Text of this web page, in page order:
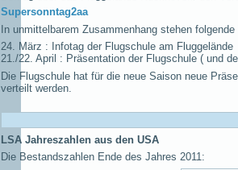
Supersonntag2aa
In unmittelbarem Zusammenhang stehen folgende
24. März : Infotag der Flugschule am Fluggelände
21./22. April : Präsentation der Flugschule ( und
Die Flugschule hat für die neue Saison neue
verteilt werden.
LSA Jahreszahlen aus den USA
Die Bestandszahlen Ende des Jahres 2011: